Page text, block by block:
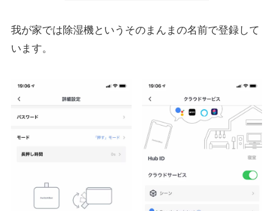
我が家では除湿機というそのまんまの名前で登録して
います。